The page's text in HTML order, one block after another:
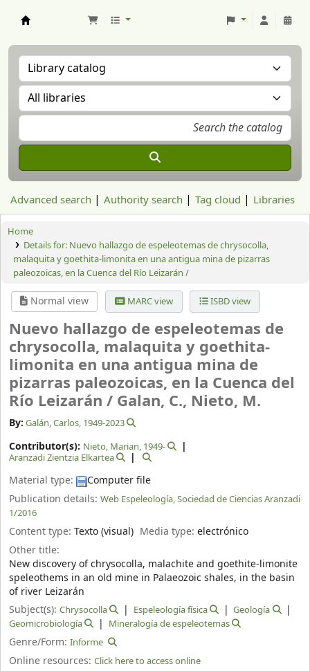
Advanced search Authority search Tag cloud Libraries
Home
Details for: Nuevo hallazgo de espeleotemas de chrysocolla,
malaquita y goethita-limonita en una antigua mina de pizarras
paleozoicas, en la Cuenca del Río Leizarán /
Normal view MARC view ISBD view
Nuevo hallazgo de espeleotemas de
chrysocolla, malaquita y goethita-
limonita en una antigua mina de
pizarras paleozoicas, en la Cuenca del
Río Leizarán / Galan, C., Nieto, M.
By: Galán, Carlos, 1949-2023
Contributor(s): Nieto, Marian, 1949-
Aranzadi Zientzia Elkartea
Material type:
Computer file
Publication details: Web Espeleología, Sociedad de Ciencias Aranzadi
1/2016
Content type: Texto (visual) Media type:electrónico
Other title:
New discovery of chrysocolla, malachite and goethite-limonite
speleothems in an old mine in Palaeozoic shales, in the basin
of river Leizarán
Subject(s): Chrysocolla Espeleología física
Geología
Geomicrobiología
Mineralogía de espeleotemas
Genre/Form: Informe
Online resources: Click here to access online